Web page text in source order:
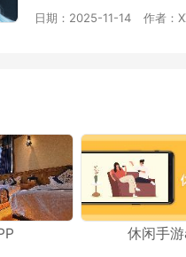
日期：2025-11-14 作者：
休闲手